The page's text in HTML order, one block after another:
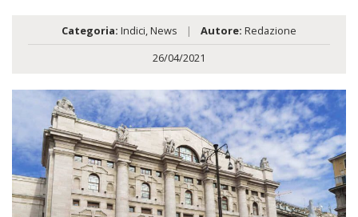
Categoria: Indici,News | Autore: Redazione
26/04/2021